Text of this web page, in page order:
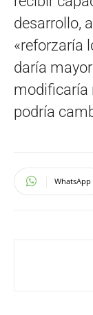
desarrollo,
«reforzaría
daría
modificaría
podría
WhatsApp